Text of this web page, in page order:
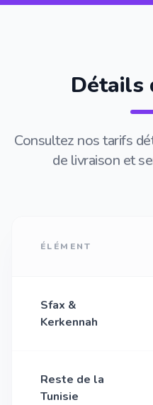
Détails
Consultez nos tarifs
de livraison et
ÉLÉMENT
Sfax &
Kerkennah
Reste de la
Tunisie